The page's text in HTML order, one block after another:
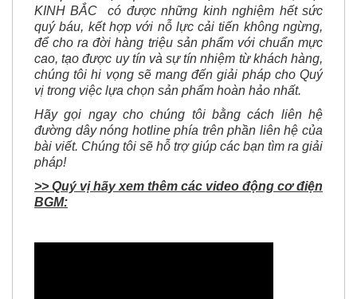
quý báu, kết hợp với nỗ lực cải tiến không ngừng,
để cho ra đời hàng triệu sản phẩm với chuẩn mực
cao, tạo được uy tín và sự tín nhiệm từ khách hàng,
chúng tôi hi vọng sẽ mang đến giải pháp cho Quý
vị trong việc lựa chọn sản phẩm hoàn hảo nhất.
Hãy gọi ngay cho chúng tôi bằng cách liên hệ
đường dây nóng hotline phía trên phần liên hệ của
bài viết. Chúng tôi sẽ hỗ trợ giúp các bạn tìm ra giải
pháp!
>> Quý vị hãy xem thêm các video động cơ điện
BGM: